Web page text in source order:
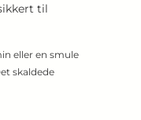
til
eller en smule
skaldede